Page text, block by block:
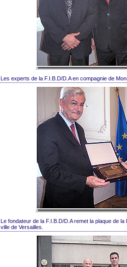
Les experts de la F.I.B.D/D.A en compagnie de
Le fondateur de la F.I.B.D/D.A remet la plaque de
ville de Versailles.